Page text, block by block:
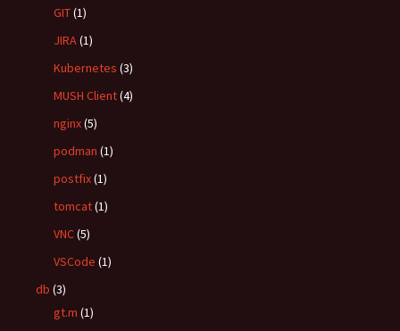
GIT(1)
JIRA(1)
Kubernetes (3)
MUSH Client(4)
nginx(5)
podman (1)
postfix(1)
tomcat(1)
VNC(5)
VSCode (1)
db (3)
gt.m (1)